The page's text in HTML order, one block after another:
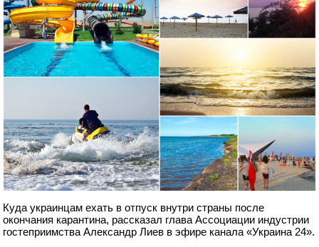
Куда украинцам ехать в отпуск внутри страны после
окончания карантина, рассказал глава Ассоциации индустрии
гостеприимства Александр Лиев в эфире канала «Украина 24».